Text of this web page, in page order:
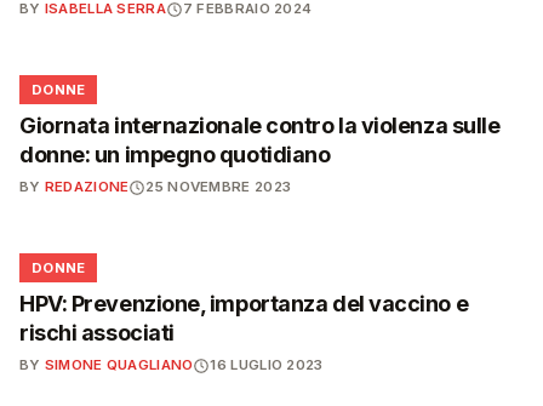
BY ISABELLA SERRA 7 FEBBRAIO 2024
🌸
DONNE
Giornata internazionale contro la violenza sulle
donne: un impegno quotidiano
BY REDAZIONE 25 NOVEMBRE 2023
🌸
DONNE
HPV: Prevenzione, importanza del vaccino e
rischi associati
BY SIMONE QUAGLIANO 16 LUGLIO 2023